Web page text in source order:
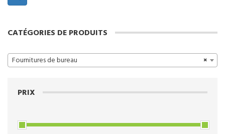
CATÉGORIES DE PRODUITS
×
Fournitures de bureau
PRIX